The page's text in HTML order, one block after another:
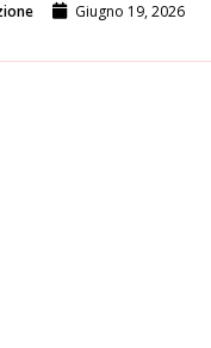
Giugno 19, 2026